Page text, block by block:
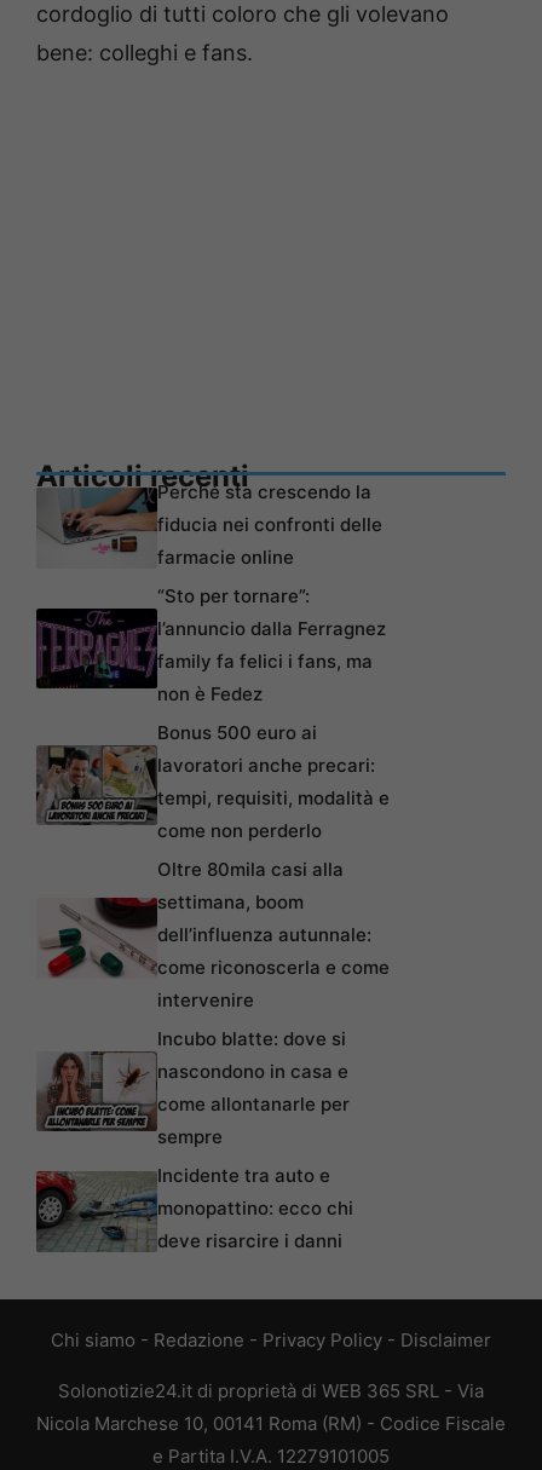
cordoglio di tutti coloro che gli volevano
bene: colleghi e fans.
Articoli recentiPerché sta crescendo la
fiducia nei confronti delle
farmacie online
“Sto per tornare”:
l’annuncio dalla Ferragnez
family fa felici i fans, ma
non è Fedez
Bonus 500 euro ai
lavoratori anche precari:
tempi, requisiti, modalità e
come non perderlo
Oltre 80mila casi alla
settimana, boom
dell’influenza autunnale:
come riconoscerla e come
intervenire
Incubo blatte: dove si
nascondono in casa e
come allontanarle per
sempre
Incidente tra auto e
monopattino: ecco chi
deve risarcire i danni
Chi siamo - Redazione - Privacy Policy - Disclaimer
Solonotizie24.it di proprietà di WEB 365 SRL - Via
Nicola Marchese 10, 00141 Roma (RM) - Codice Fiscale
e Partita I.V.A. 12279101005